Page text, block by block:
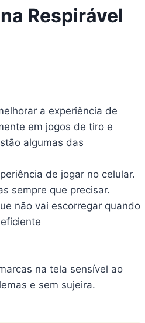
Respirável
a experiência de
em jogos de tiro e
algumas das
de jogar no celular.
sempre que precisar.
não vai escorregar quando
na tela sensível ao
e sem sujeira.